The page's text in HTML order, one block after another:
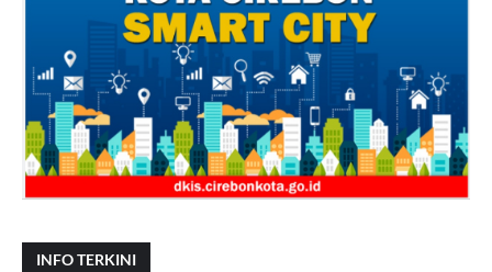
INFO TERKINI